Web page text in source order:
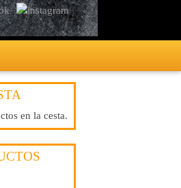
en la cesta.